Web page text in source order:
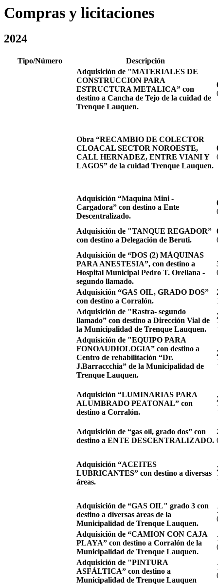
Compras y licitaciones
2024
Tipo/Número
Descripción
Adquisición de "MATERIALES DE
CONSTRUCCION PARA
ESTRUCTURA METALICA” con
destino a Cancha de Tejo de la cuidad de
Trenque Lauquen.
Obra “RECAMBIO DE COLECTOR
CLOACAL SECTOR NOROESTE,
CALL HERNADEZ, ENTRE VIANI Y
LAGOS” de la cuidad Trenque Lauquen.
Adquisición “Maquina Mini -
Cargadora” con destino a Ente
Descentralizado.
Adquisición de "TANQUE REGADOR”
con destino a Delegación de Beruti.
Adquisición de “DOS (2) MÁQUINAS
PARA ANESTESIA”, con destino a
Hospital Municipal Pedro T. Orellana -
segundo llamado.
Adquisición “GAS OIL, GRADO DOS”
con destino a Corralón.
Adquisición de "Rastra- segundo
llamado” con destino a Dirección Vial de
la Municipalidad de Trenque Lauquen.
Adquisición de "EQUIPO PARA
FONOAUDIOLOGIA” con destino a
Centro de rehabilitación “Dr.
J.Barraccchia” de la Municipalidad de
Trenque Lauquen.
Adquisición “LUMINARIAS PARA
ALUMBRADO PEATONAL” con
destino a Corralón.
Adquisición de “gas oíl, grado dos” con
destino a ENTE DESCENTRALIZADO.
Adquisición “ACEITES
LUBRICANTES” con destino a diversas
áreas.
Adquisición de “GAS OIL" grado 3 con
destino a diversas áreas de la
Municipalidad de Trenque Lauquen.
Adquisición de “CAMION CON CAJA
PLAYA” con destino a Corralón de la
Municipalidad de Trenque Lauquen.
Adquisición de "PINTURA
ASFÁLTICA” con destino a
Municipalidad de Trenque Lauquen